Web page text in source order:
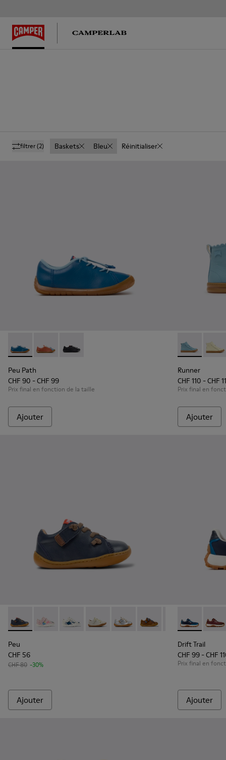
filtrer(2) Baskets Bleu Réinitialiser
Peu Path - K800707-002 - Baskets en cuir bleu pour enfants.
Peu Path - K800707-008
Peu Path - K800707-007
Peu Path
CHF 90 - CHF 99
Prix final en fonction de la taille
Ajouter
Runner -
Runner
CHF 110 - CHF
Prix final en
Ajouter
Peu - 80212-077 - Chaussures en cuir bleues pour enfants.
Peu - 80212-120
Peu - 80212-119
Peu - 80212-117
Peu - 80212-114Peu - 80212-112Peu - 80212-108
Peu -
Peu
CHF 56
CHF 80 -30%
Ajouter
Drift Trail -
Drift
Drift Trail
CHF 99 - CHF
Prix final en
Ajouter